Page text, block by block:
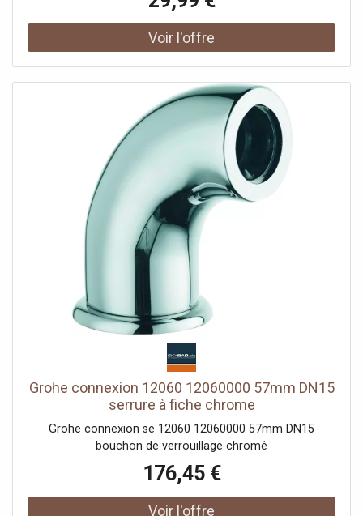
jeu de 28 pièces vous permet d'aménager à la perfection,
facilement et rapidement, la paroi de rangement pour
outils de votre atelier.
Grohe connexion 12060 12060000 57mm DN15
serrure à fiche chrome
Grohe connexion se 12060 12060000 57mm DN15
bouchon de verrouillage chromé
176,45 €